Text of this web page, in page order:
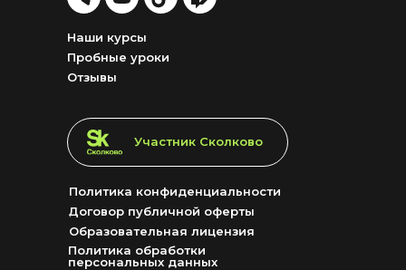
GO!
GO!
GO!
GO!
Образовательная лицензия
Договор публичной оферты
Политика конфиденциальности
Отзывы
Пробные уроки
Наши курсы
Участник Сколково
LET'S GO!
Политика обработки
персональных данных